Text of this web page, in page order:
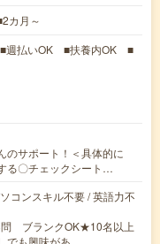
カ月～
週払いOK ■扶養内OK ■
のサポート！＜具体的に
る〇チェックシート…
コンスキル不要 / 英語力不
問 ブランクOK★10名以上
でも興味があ…